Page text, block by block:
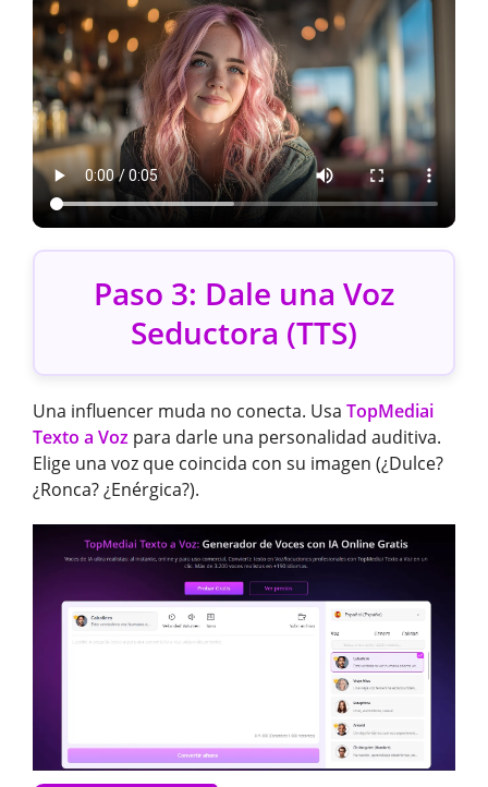
Paso 3: Dale una Voz
Seductora (TTS)
Una influencer muda no conecta. Usa TopMediai
Texto a Voz para darle una personalidad auditiva.
Elige una voz que coincida con su imagen (¿Dulce?
¿Ronca? ¿Enérgica?).